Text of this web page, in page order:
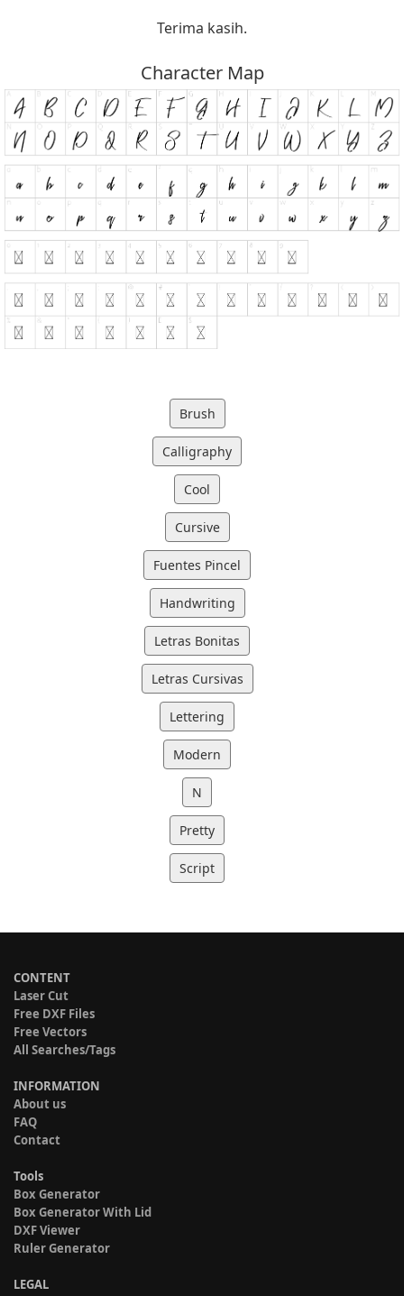
Terima kasih.
Character Map
Brush
Calligraphy
Cool
Cursive
Fuentes Pincel
Handwriting
Letras Bonitas
Letras Cursivas
Lettering
Modern
N
Pretty
Script
CONTENT
Laser Cut
Free DXF Files
Free Vectors
All Searches/Tags
INFORMATION
About us
FAQ
Contact
Tools
Box Generator
Box Generator With Lid
DXF Viewer
Ruler Generator
LEGAL